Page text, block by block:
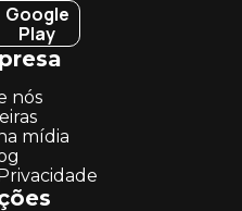
Google
Play
nós
mídia